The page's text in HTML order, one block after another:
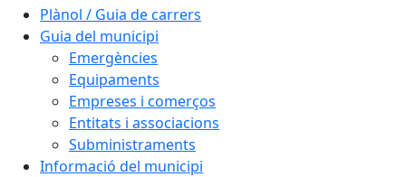
Plànol / Guia de carrers
Guia del municipi
Emergències
Equipaments
Empreses i comerços
Entitats i associacions
Subministraments
Informació del municipi